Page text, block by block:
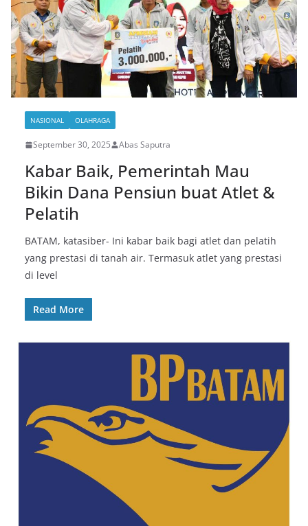
NASIONAL OLAHRAGA
September 30, 2025 Abas Saputra
Kabar Baik, Pemerintah Mau
Bikin Dana Pensiun buat Atlet &
Pelatih
BATAM, katasiber- Ini kabar baik bagi atlet dan pelatih
yang prestasi di tanah air. Termasuk atlet yang prestasi
di level
Read More